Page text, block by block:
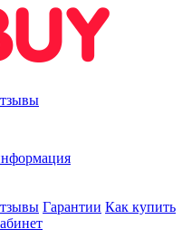
Гарантии Как купить